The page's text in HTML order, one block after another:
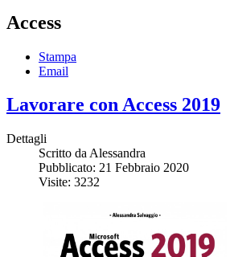
Access
Stampa
Email
Lavorare con Access 2019
Dettagli
Scritto da Alessandra
Pubblicato: 21 Febbraio 2020
Visite: 3232